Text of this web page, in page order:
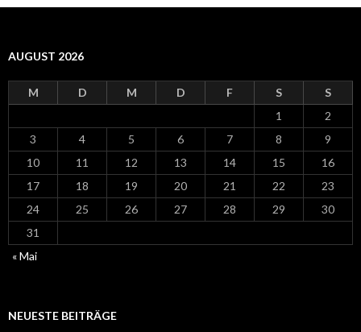
AUGUST 2026
M D M D F S
S
1
2
3
4 5 6 7 8
9
10
11 12 13 14 15
16
17
18 19 20 21 22
23
24
25 26 27 28 29
30
31
« Mai
NEUESTE BEITRÄGE